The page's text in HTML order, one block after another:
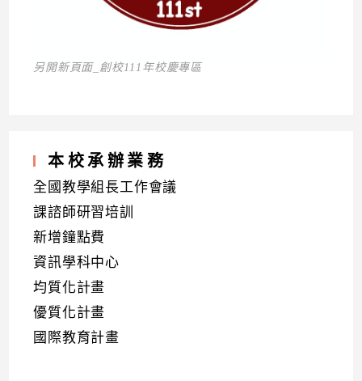
另開新頁面_創校111年校慶專區
本校承辦業務
全國教學組長工作會議
課諮師研習培訓
新增鐘點費
資訊學科中心
均質化計畫
優質化計畫
國際教育計畫